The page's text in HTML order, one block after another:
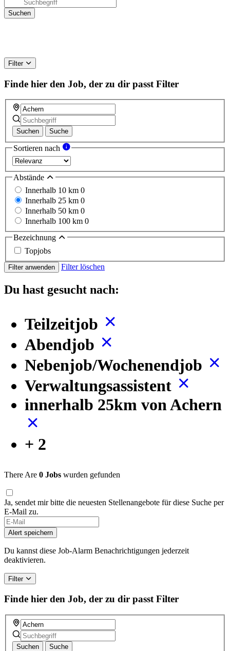
Filter
Finde hier den Job, der zu dir passt Filter
Suchen Suche
Sortieren nach
Abstände
Innerhalb 10 km 0
Innerhalb 25 km 0
Innerhalb 50 km 0
Innerhalb 100 km 0
Bezeichnung
Topjobs
Filter anwenden Filter löschen
Du hast gesucht nach:
Teilzeitjob
Abendjob
Nebenjob/Wochenendjob
Verwaltungsassistent
innerhalb 25km von Achern
+ 2
There Are 0 Jobs wurden gefunden
Ja, sendet mir bitte die neuesten Stellenangebote für diese Suche per
E-Mail zu.
Alert speichern
Du kannst diese Job-Alarm Benachrichtigungen jederzeit
deaktivieren.
Filter
Finde hier den Job, der zu dir passt Filter
Suchen Suche